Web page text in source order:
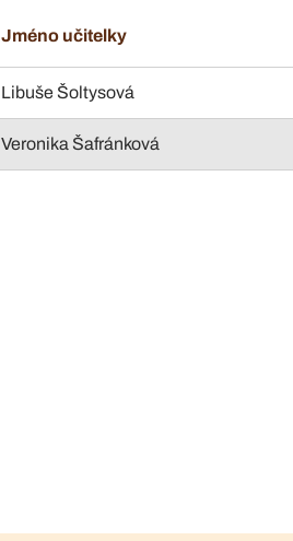
Jméno učitelky
Libuše Šoltysová
Veronika Šafránková